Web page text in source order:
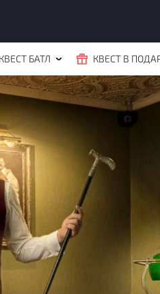
КВЕСТ БАТЛ КВЕСТ В